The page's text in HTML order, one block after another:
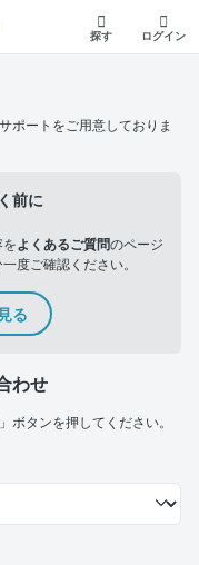
探す ログイン
ポートをご用意しておりま
前に
よくあるご質問のページ
度ご確認ください。
る
わせ
タンを押してください。